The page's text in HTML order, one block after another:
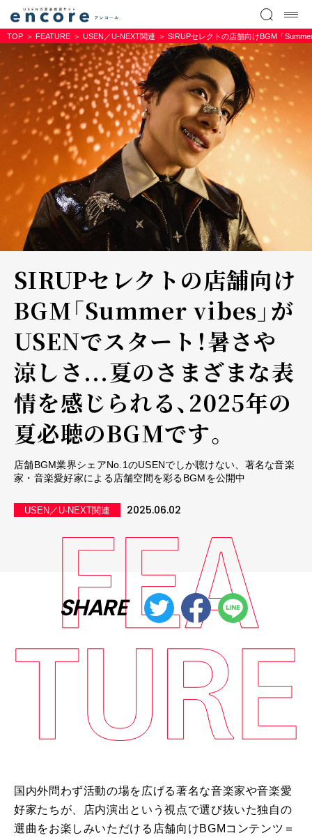
TOP FEATURE USEN／U-NEXT関連 SIRUPセレクトの店舗向けBGM「
SIRUPセレクトの店舗向け
BGM「Summer vibes」が
USENでスタート！暑さや
涼しさ...夏のさまざまな表
情を感じられる、2025年の
夏必聴のBGMです。
店舗BGM業界シェアNo.1のUSENでしか聴けない、著名な音楽
家・音楽愛好家による店舗空間を彩るBGMを公開中
USEN／U-NEXT関連 2025.06.02
SHARE
国内外問わず活動の場を広げる著名な音楽家や音楽愛
好家たちが、店内演出という視点で選び抜いた独自の
選曲をお楽しみいただける店舗向けBGMコンテンツ＝